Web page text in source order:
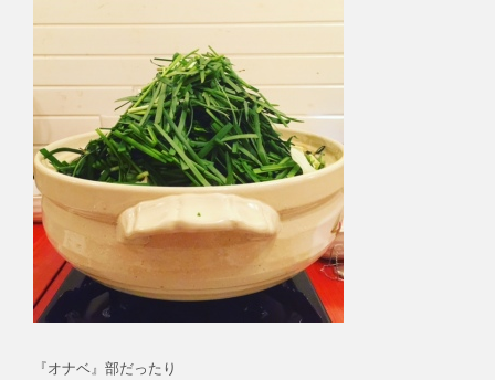
『オナベ』部だったり